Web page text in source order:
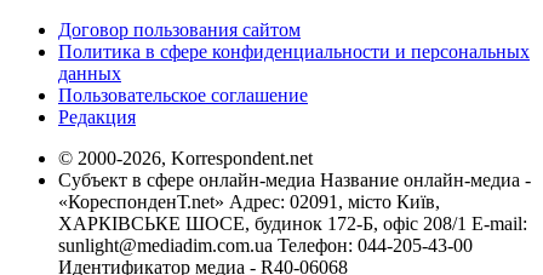
Договор пользования сайтом
Политика в сфере конфиденциальности и персональных
данных
Пользовательское соглашение
Редакция
© 2000-2026, Korrespondent.net
Субъект в сфере онлайн-медиа Название онлайн-медиа -
«КореспонденТ.net» Адрес: 02091, місто Київ,
ХАРКІВСЬКЕ ШОСЕ, будинок 172-Б, офіс 208/1 E-mail:
sunlight@mediadim.com.ua Телефон: 044-205-43-00
Идентификатор медиа - R40-06068